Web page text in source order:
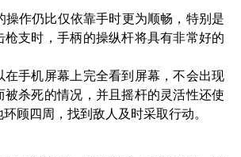
作仍比仅依靠手时更为顺畅，特别是
枪支时，手柄的操纵杆将具有非常好的
在手机屏幕上完全看到屏幕，不会出现
被杀死的情况，并且摇杆的灵活性还使
顾四周，找到敌人及时采取行动。